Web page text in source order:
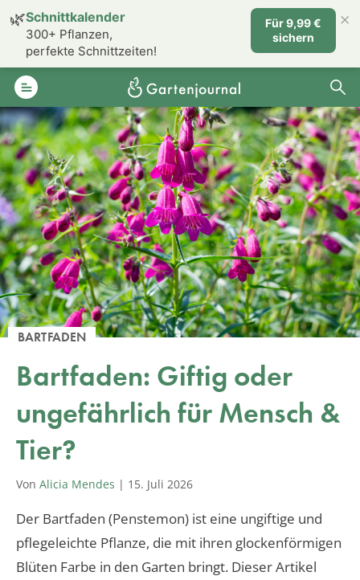
BARTFADEN
Bartfaden: Giftig oder
ungefährlich für Mensch &
Tier?
Von Alicia Mendes | 15. Juli 2026
Der Bartfaden (Penstemon) ist eine ungiftige und
pflegeleichte Pflanze, die mit ihren glockenförmigen
Blüten Farbe in den Garten bringt. Dieser Artikel
🌿Schnittkalender
300+ Pflanzen,
perfekte Schnittzeiten!
Für 9,99 €
sichern
×